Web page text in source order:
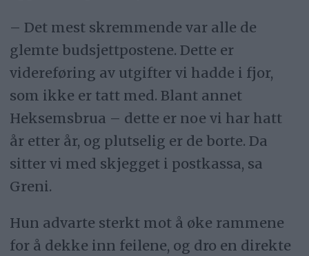
– Det mest skremmende var alle de
glemte budsjettpostene. Dette er
videreføring av utgifter vi hadde i fjor,
som ikke er tatt med. Blant annet
Heksemsbrua – dette er noe vi har hatt
år etter år, og plutselig er de borte. Da
sitter vi med skjegget i postkassa, sa
Greni.
Hun advarte sterkt mot å øke rammene
for å dekke inn feilene, og dro en direkte